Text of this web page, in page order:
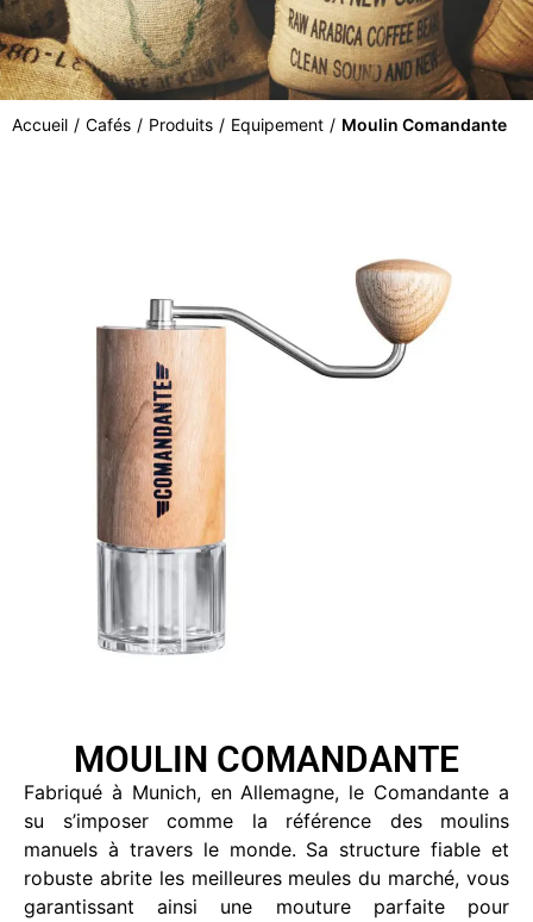
Accueil / Cafés / Produits / Equipement / Moulin Comandante
MOULIN COMANDANTE
Fabriqué à Munich, en Allemagne, le Comandante a
su s’imposer comme la référence des moulins
manuels à travers le monde. Sa structure fiable et
robuste abrite les meilleures meules du marché, vous
garantissant ainsi une mouture parfaite pour